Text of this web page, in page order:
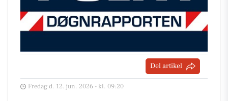
Del artikel
Fredag d. 12. jun. 2026 - kl. 09:20